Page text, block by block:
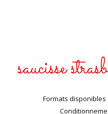
saucisse
Formats disponibles